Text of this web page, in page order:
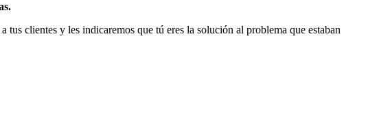
clientes y les indicaremos que tú eres la solución al problema que estaban